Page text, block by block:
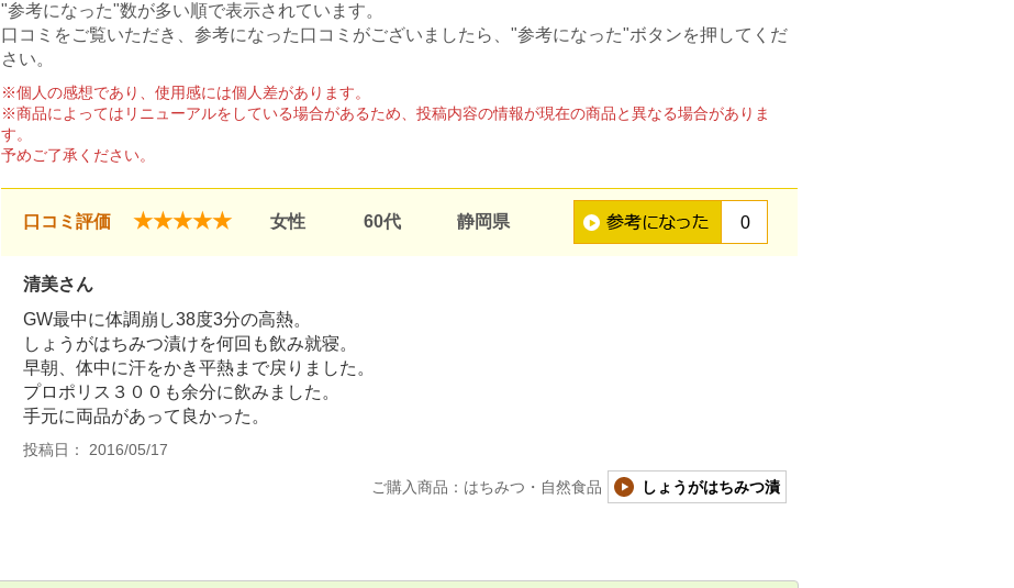
"参考になった"数が多い順で表示されています。
口コミをご覧いただき、参考になった口コミがございましたら、"参考になった"ボタンを押してくだ
さい。
※個人の感想であり、使用感には個人差があります。
※商品によってはリニューアルをしている場合があるため、投稿内容の情報が現在の商品と異なる場合がありま
す。
予めご了承ください。
口コミ評価 ★★★★★ 女性 60代 静岡県 0
清美さん
GW最中に体調崩し38度3分の高熱。
しょうがはちみつ漬けを何回も飲み就寝。
早朝、体中に汗をかき平熱まで戻りました。
プロポリス３００も余分に飲みました。
手元に両品があって良かった。
投稿日： 2016/05/17
しょうがはちみつ漬
ご購入商品：はちみつ・自然食品